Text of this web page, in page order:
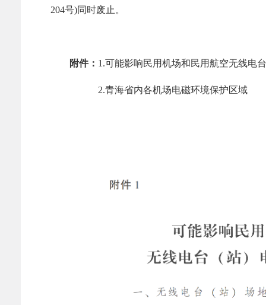
204号)同时废止。
附件： 1.可能影响民用机场和民用航空无线电
2.青海省内各机场电磁环境保护区域